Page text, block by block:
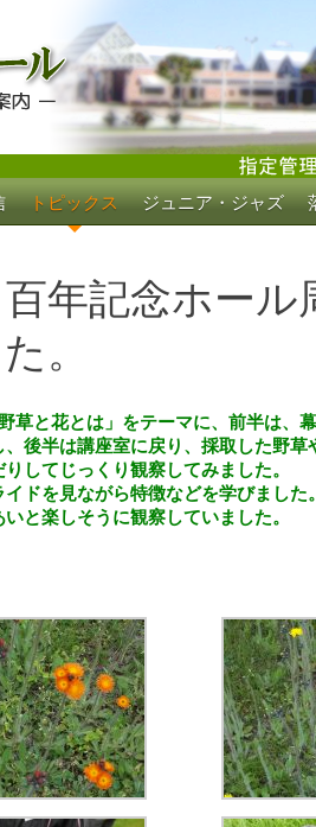
ル
トピックス ジュニア・ジャズ
年記念ホール
。
草と花とは」をテーマに、前半は、
後半は講座室に戻り、採取した野草
してじっくり観察してみました。
ドを見ながら特徴などを学びました。
と楽しそうに観察していました。